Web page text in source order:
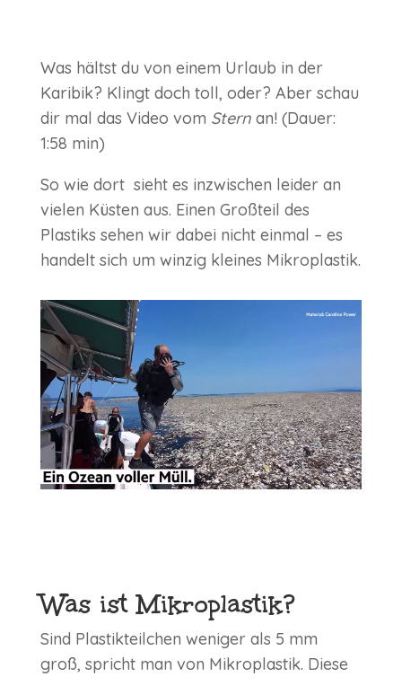
Was hältst du von einem Urlaub in der
Karibik? Klingt doch toll, oder? Aber schau
dir mal das Video vom Sternan! (Dauer:
1:58 min)
So wie dort sieht es inzwischen leider an
vielen Küsten aus. Einen Großteil des
Plastiks sehen wir dabei nicht einmal – es
handelt sich um winzig kleines Mikroplastik.
Was ist Mikroplastik?
Sind Plastikteilchen weniger als 5 mm
groß, spricht man von Mikroplastik. Diese